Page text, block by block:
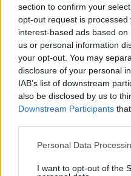
section to confirm your
opt-out request is
interest-based ads based
us or personal information
your opt-out. You may
disclosure of your personal
IAB’s list of downstream
also be disclosed by us to
Downstream Participants
Please note that this
not limited to your visit or
Personal Data
I want to opt-out of the
Itt állíthatod be,
között legyen a
Tetszett a
Link